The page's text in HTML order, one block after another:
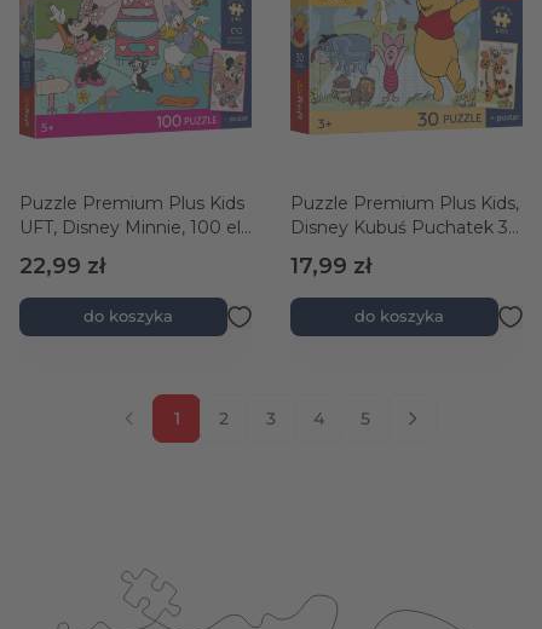
Puzzle Premium Plus Kids
UFT, Disney Minnie, 100 el.
Różowa przygoda +
kolekcjonerski plakat
22,99 zł
do koszyka
Puzzle Premium Plus Kids,
Disney Kubuś Puchatek 30
el. Słodkie chwile +
kolekcjonerski plakat
17,99 zł
do koszyka
Aktualnie czytasz stronę
1 Strona
2 Strona
3 Strona
4 Strona
5